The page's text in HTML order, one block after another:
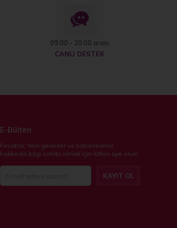
09:00 - 20:00 arası
CANLI DESTEK
E-Bülten
Fırsatlar, Yeni gelenler ve haberlerimiz
hakkında bilgi sahibi olmak için lütfen üye olun!
KAYIT OL